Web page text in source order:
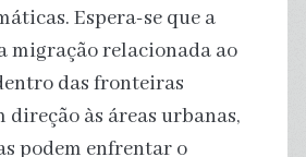
Espera-se que a
migração relacionada ao
das fronteiras
direção às áreas urbanas,
podem enfrentar o